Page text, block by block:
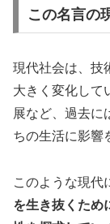
この名言の
現代社会は、技
大きく変化して
展など、過去に
ちの生活に影響
このような現代
を生き抜くため